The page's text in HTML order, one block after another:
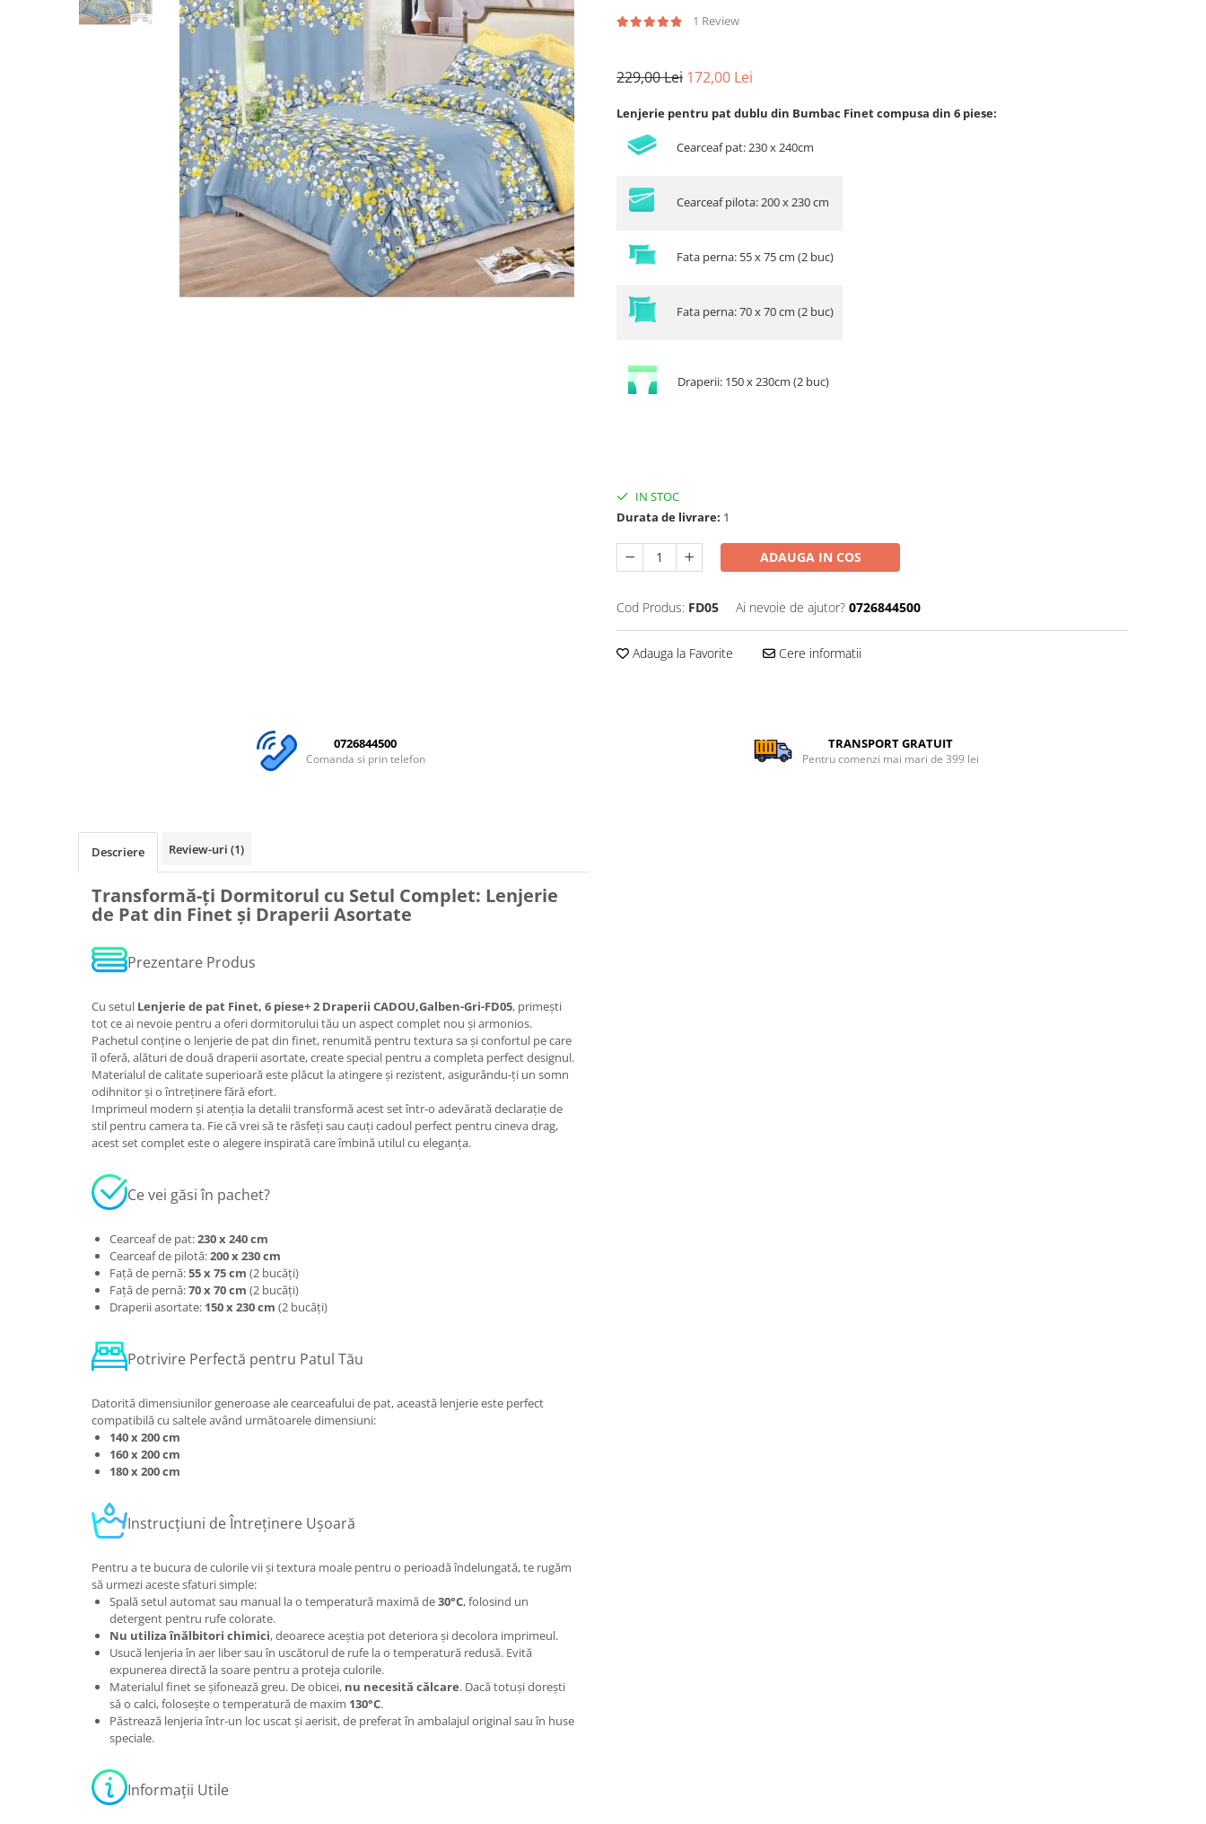
Lenjerii Creponate
Lenjerii de pat Bumbac 100%
Lenjerii de pat Finet + 2 Draperii
Lenjerii de pat Saten 4 piese cu
1 Review
229,00 Lei 172,00 Lei
Lenjerie pentru pat dublu din Bumbac Finet compusa din 6 piese:
Cearceaf pat: 230 x 240cm
Cearceaf pilota: 200 x 230 cm
Fata perna: 55 x 75 cm (2 buc)
Fata perna: 70 x 70 cm (2 buc)
Draperii: 150 x 230cm (2 buc)
IN STOC
Durata de livrare: 1
ADAUGA IN COS
Cod Produs: FD05 Ai nevoie de ajutor? 0726844500
Adauga la Favorite Cere informatii
0726844500
Comanda si prin telefon
TRANSPORT GRATUIT
Pentru comenzi mai mari de 399 lei
Descriere Review-uri (1)
Transformă-ți Dormitorul cu Setul Complet: Lenjerie
de Pat din Finet și Draperii Asortate
Prezentare Produs
Cu setul Lenjerie de pat Finet, 6 piese+ 2 Draperii CADOU,Galben-Gri-FD05, primești
tot ce ai nevoie pentru a oferi dormitorului tău un aspect complet nou și armonios.
Pachetul conține o lenjerie de pat din finet, renumită pentru textura sa și confortul pe care
îl oferă, alături de două draperii asortate, create special pentru a completa perfect designul.
Materialul de calitate superioară este plăcut la atingere și rezistent, asigurându-ți un somn
odihnitor și o întreținere fără efort.
Imprimeul modern și atenția la detalii transformă acest set într-o adevărată declarație de
stil pentru camera ta. Fie că vrei să te răsfeți sau cauți cadoul perfect pentru cineva drag,
acest set complet este o alegere inspirată care îmbină utilul cu eleganța.
Ce vei găsi în pachet?
Cearceaf de pat:230 x 240 cm
Cearceaf de pilotă:200 x 230 cm
Față de pernă:55 x 75 cm (2 bucăți)
Față de pernă:70 x 70 cm (2 bucăți)
Draperii asortate: 150 x 230 cm (2 bucăți)
Potrivire Perfectă pentru Patul Tău
Datorită dimensiunilor generoase ale cearceafului de pat, această lenjerie este perfect
compatibilă cu saltele având următoarele dimensiuni:
140 x 200 cm
160 x 200 cm
180 x 200 cm
Instrucțiuni de Întreținere Ușoară
Pentru a te bucura de culorile vii și textura moale pentru o perioadă îndelungată, te rugăm
să urmezi aceste sfaturi simple:
Spală setul automat sau manual la o temperatură maximă de30°C, folosind un
detergent pentru rufe colorate.
Nu utiliza înălbitori chimici, deoarece aceștia pot deteriora și decolora imprimeul.
Usucă lenjeria în aer liber sau în uscătorul de rufe la o temperatură redusă. Evită
expunerea directă la soare pentru a proteja culorile.
Materialul finet se șifonează greu. De obicei, nu necesită călcare. Dacă totuși dorești
să o calci, folosește o temperatură de maxim 130°C.
Păstrează lenjeria într-un loc uscat și aerisit, de preferat în ambalajul original sau în huse
speciale.
Informații Utile